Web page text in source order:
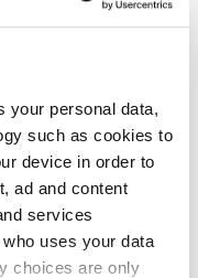
your personal data,
such as cookies to
device in order to
ad and content
services
uses your data
choices are only